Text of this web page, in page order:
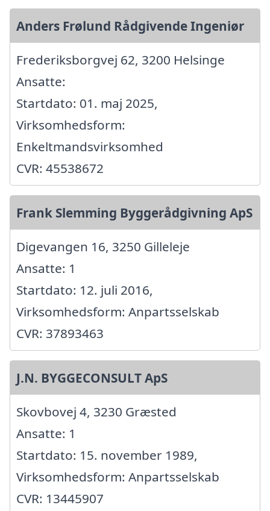
Anders Frølund Rådgivende Ingeniør
Frederiksborgvej 62, 3200 Helsinge
Ansatte:
Startdato: 01. maj 2025,
Virksomhedsform:
Enkeltmandsvirksomhed
CVR: 45538672
Frank Slemming Byggerådgivning ApS
Digevangen 16, 3250 Gilleleje
Ansatte: 1
Startdato: 12. juli 2016,
Virksomhedsform: Anpartsselskab
CVR: 37893463
J.N. BYGGECONSULT ApS
Skovbovej 4, 3230 Græsted
Ansatte: 1
Startdato: 15. november 1989,
Virksomhedsform: Anpartsselskab
CVR: 13445907